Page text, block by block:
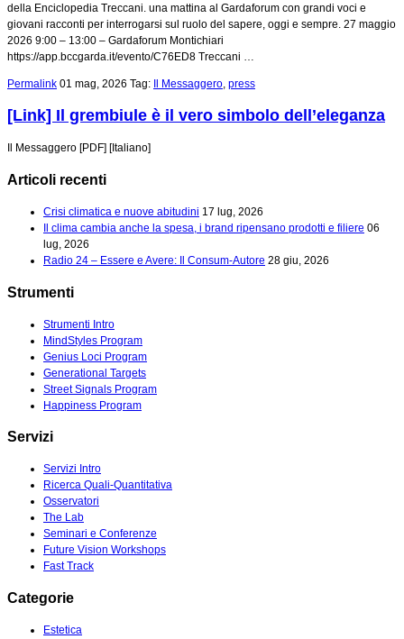
della Enciclopedia Treccani. una mattina al Gardaforum con grandi voci e
giovani racconti per interrogarsi sul ruolo del sapere, oggi e sempre. 27 maggio
2026 9:00 – 13:00 – Gardaforum Montichiari
https://app.bccgarda.it/evento/C76ED8 Treccani …
Permalink 01 mag, 2026 Tag: Il Messaggero press
[Link] Il grembiule è il vero simbolo dell’eleganza
Il Messaggero [PDF] [Italiano]
Articoli recenti
Crisi climatica e nuove abitudini 17 lug, 2026
Il clima cambia anche la spesa, i brand ripensano prodotti e filiere 06
lug, 2026
Radio 24 – Essere e Avere: Il Consum-Autore 28 giu, 2026
Strumenti
Strumenti Intro
MindStyles Program
Genius Loci Program
Generational Targets
Street Signals Program
Happiness Program
Servizi
Servizi Intro
Ricerca Quali-Quantitativa
Osservatori
The Lab
Seminari e Conferenze
Future Vision Workshops
Fast Track
Categorie
Estetica